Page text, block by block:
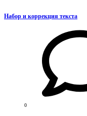
Набор и коррекция текста
0